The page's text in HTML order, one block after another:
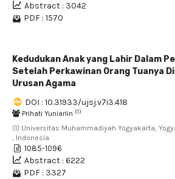
Abstract : 3042
PDF : 1570
Kedudukan Anak yang Lahir Dalam
Setelah Perkawinan Orang Tuanya
Urusan Agama
DOI : 10.31933/ujsj.v7i3.418
Prihati Yuniarlin (1)
(1) Universitas Muhammadiyah Yogyakarta,
, Indonesia
1085-1096
Abstract : 6222
PDF : 3327